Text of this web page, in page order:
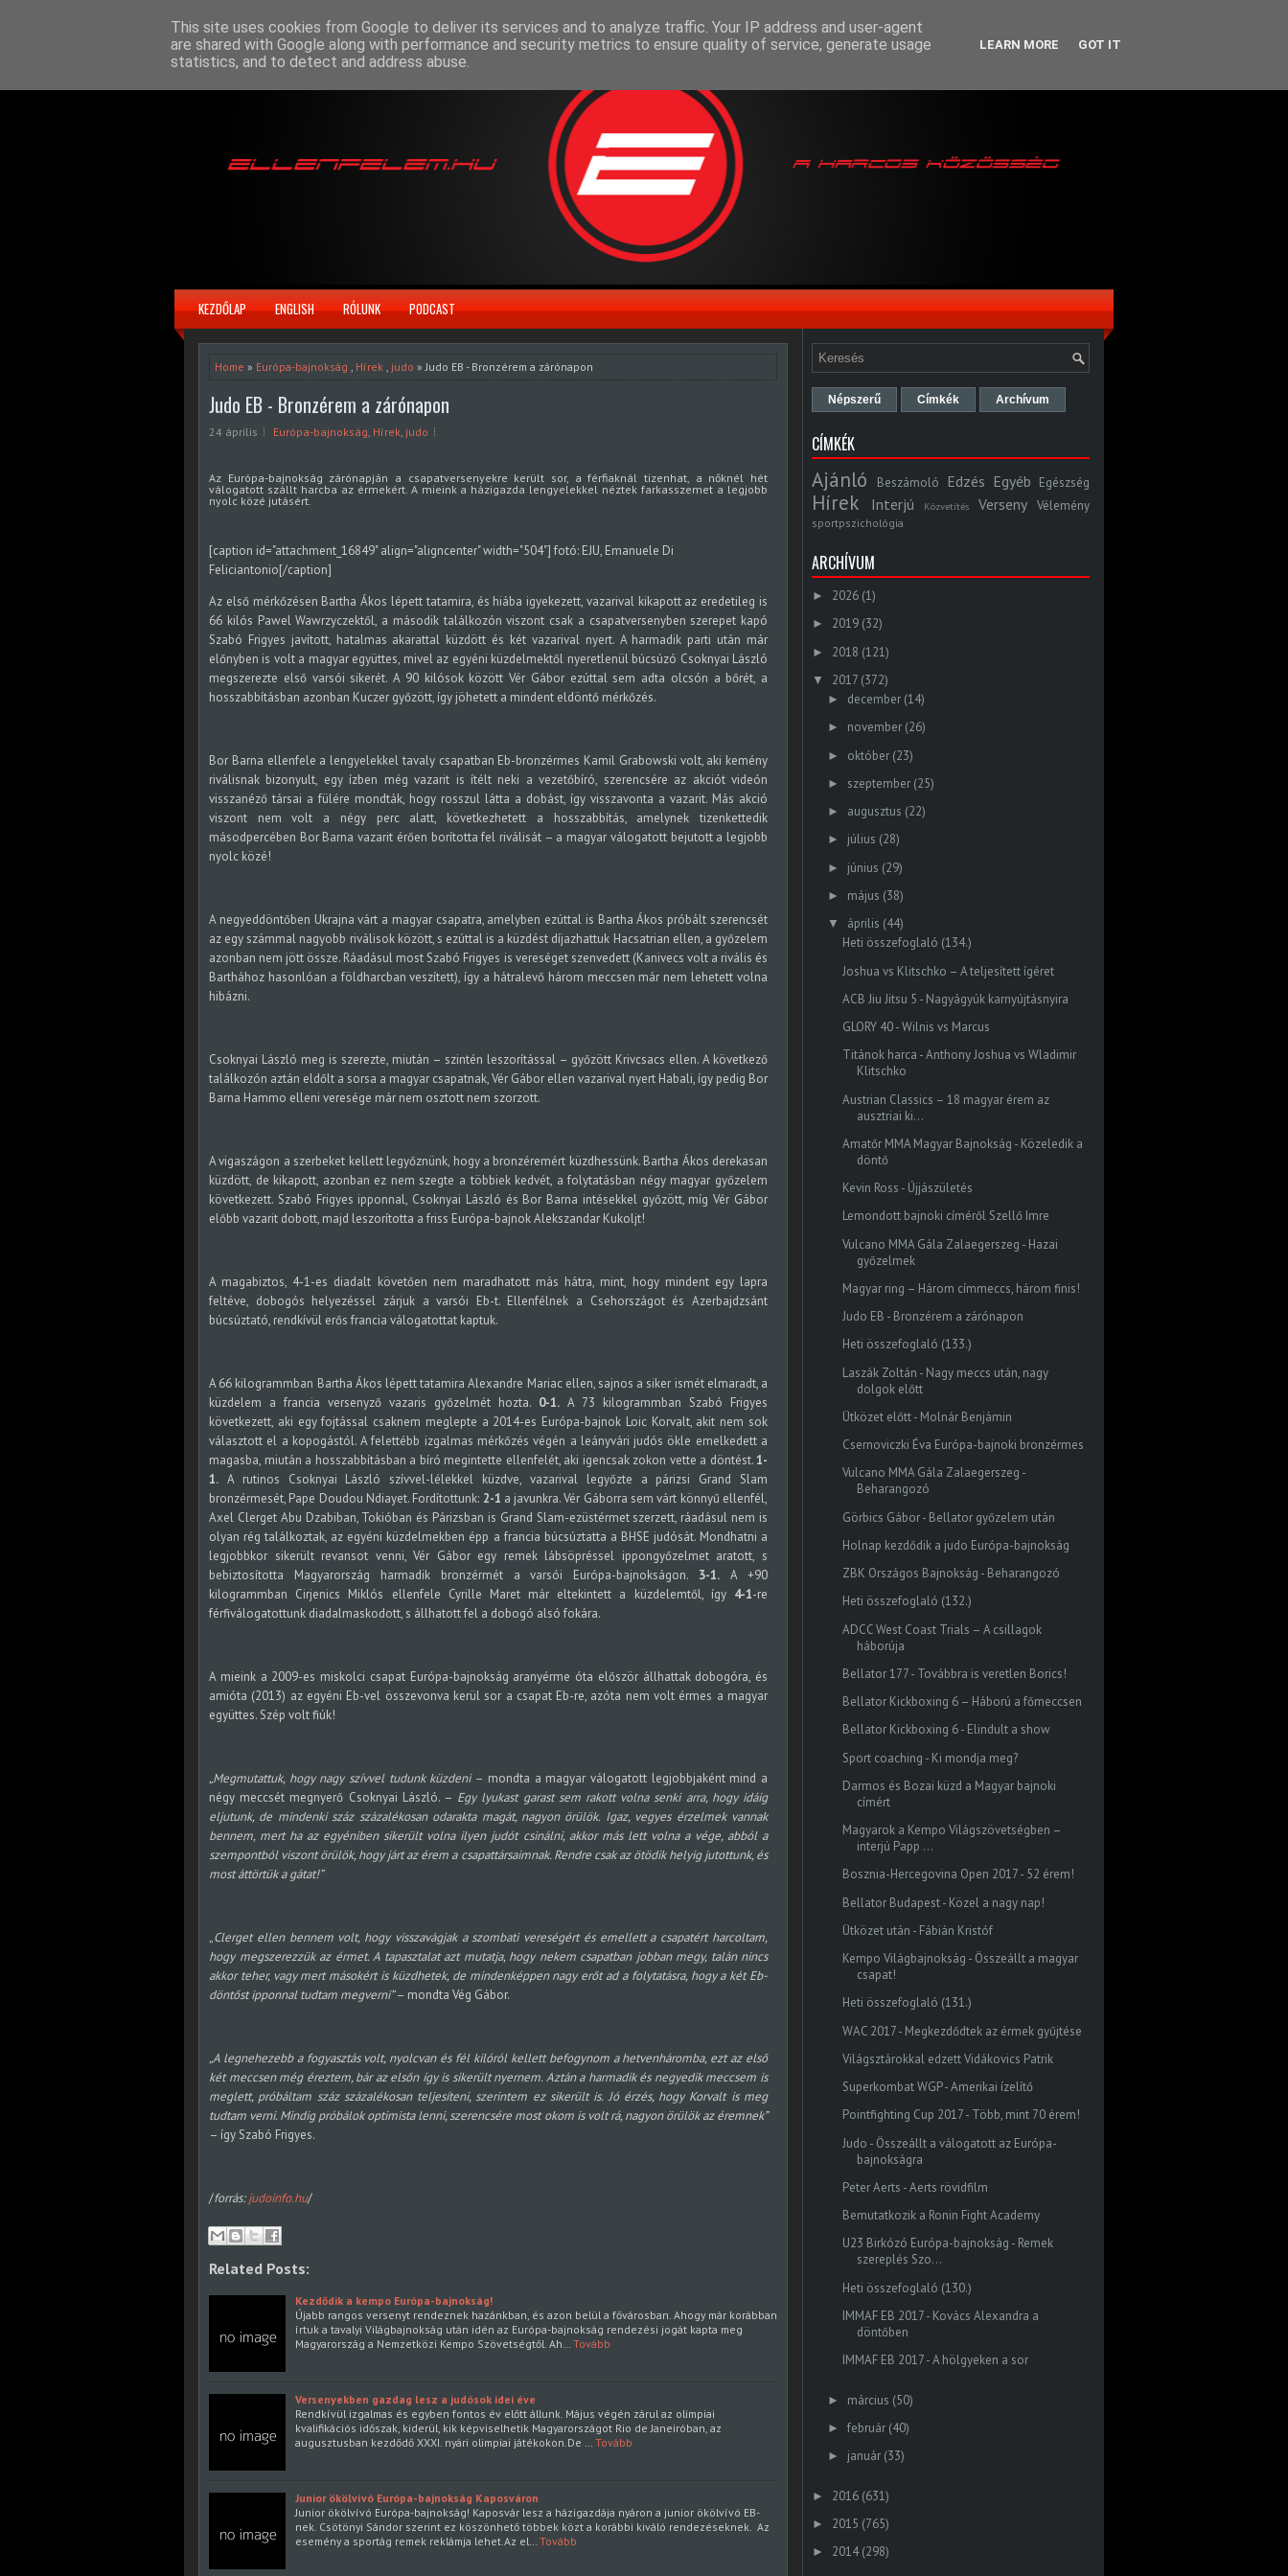
KEZDŐLAP ENGLISH RÓLUNK PODCAST
Home » Európa-bajnokság , Hírek , judo » Judo EB - Bronzérem a zárónapon
Judo EB - Bronzérem a zárónapon
24 április Európa-bajnokság, Hírek, judo
Az Európa-bajnokság zárónapján a csapatversenyekre került sor, a férfiaknál tizenhat, a nőknél hét
válogatott szállt harcba az érmekért. A mieink a házigazda lengyelekkel néztek farkasszemet a legjobb
nyolc közé jutásért.
[caption id="attachment_16849" align="aligncenter" width="504"] fotó: EJU, Emanuele Di
Feliciantonio[/caption]
Az első mérkőzésen Bartha Ákos lépett tatamira, és hiába igyekezett, vazarival kikapott az eredetileg is
66 kilós Pawel Wawrzyczektől, a második találkozón viszont csak a csapatversenyben szerepet kapó
Szabó Frigyes javított, hatalmas akarattal küzdött és két vazarival nyert. A harmadik parti után már
előnyben is volt a magyar együttes, mivel az egyéni küzdelmektől nyeretlenül búcsúzó Csoknyai László
megszerezte első varsói sikerét. A 90 kilósok között Vér Gábor ezúttal sem adta olcsón a bőrét, a
hosszabbításban azonban Kuczer győzött, így jöhetett a mindent eldöntő mérkőzés.
Bor Barna ellenfele a lengyelekkel tavaly csapatban Eb-bronzérmes Kamil Grabowski volt, aki kemény
riválisnak bizonyult, egy ízben még vazarit is ítélt neki a vezetőbíró, szerencsére az akciót videón
visszanéző társai a fülére mondták, hogy rosszul látta a dobást, így visszavonta a vazarit. Más akció
viszont nem volt a négy perc alatt, következhetett a hosszabbítás, amelynek tizenkettedik
másodpercében Bor Barna vazarit érően borította fel riválisát – a magyar válogatott bejutott a legjobb
nyolc közé!
A negyeddöntőben Ukrajna várt a magyar csapatra, amelyben ezúttal is Bartha Ákos próbált szerencsét
az egy számmal nagyobb riválisok között, s ezúttal is a küzdést díjazhattuk Hacsatrian ellen, a győzelem
azonban nem jött össze. Ráadásul most Szabó Frigyes is vereséget szenvedett (Kanivecs volt a rivális és
Barthához hasonlóan a földharcban veszített), így a hátralevő három meccsen már nem lehetett volna
hibázni.
Csoknyai László meg is szerezte, miután – szintén leszorítással – győzött Krivcsacs ellen. A következő
találkozón aztán eldőlt a sorsa a magyar csapatnak, Vér Gábor ellen vazarival nyert Habali, így pedig Bor
Barna Hammo elleni veresége már nem osztott nem szorzott.
A vigaszágon a szerbeket kellett legyőznünk, hogy a bronzéremért küzdhessünk. Bartha Ákos derekasan
küzdött, de kikapott, azonban ez nem szegte a többiek kedvét, a folytatásban négy magyar győzelem
következett. Szabó Frigyes ipponnal, Csoknyai László és Bor Barna intésekkel győzött, míg Vér Gábor
előbb vazarit dobott, majd leszorította a friss Európa-bajnok Alekszandar Kukoljt!
A magabiztos, 4-1-es diadalt követően nem maradhatott más hátra, mint, hogy mindent egy lapra
feltéve, dobogós helyezéssel zárjuk a varsói Eb-t. Ellenfélnek a Csehországot és Azerbajdzsánt
búcsúztató, rendkívül erős francia válogatottat kaptuk.
A 66 kilogrammban Bartha Ákos lépett tatamira Alexandre Mariac ellen, sajnos a siker ismét elmaradt, a
küzdelem a francia versenyző vazaris győzelmét hozta. 0-1. A 73 kilogrammban Szabó Frigyes
következett, aki egy fojtással csaknem meglepte a 2014-es Európa-bajnok Loic Korvalt, akit nem sok
választott el a kopogástól. A felettébb izgalmas mérkőzés végén a leányvári judós ökle emelkedett a
magasba, miután a hosszabbításban a bíró megintette ellenfelét, aki igencsak zokon vette a döntést.1-
1. A rutinos Csoknyai László szívvel-lélekkel küzdve, vazarival legyőzte a párizsi Grand Slam
bronzérmesét, Pape Doudou Ndiayet. Fordítottunk: 2-1 a javunkra. Vér Gáborra sem várt könnyű ellenfél,
Axel Clerget Abu Dzabiban, Tokióban és Párizsban is Grand Slam-ezüstérmet szerzett, ráadásul nem is
olyan rég találkoztak, az egyéni küzdelmekben épp a francia búcsúztatta a BHSE judósát. Mondhatni a
legjobbkor sikerült revansot venni, Vér Gábor egy remek lábsöpréssel ippongyőzelmet aratott, s
bebiztosította Magyarország harmadik bronzérmét a varsói Európa-bajnokságon. 3-1. A +90
kilogrammban Cirjenics Miklós ellenfele Cyrille Maret már eltekintett a küzdelemtől, így 4-1-re
férfiválogatottunk diadalmaskodott, s állhatott fel a dobogó alsó fokára.
A mieink a 2009-es miskolci csapat Európa-bajnokság aranyérme óta először állhattak dobogóra, és
amióta (2013) az egyéni Eb-vel összevonva kerül sor a csapat Eb-re, azóta nem volt érmes a magyar
együttes. Szép volt fiúk!
„Megmutattuk, hogy nagy szívvel tudunk küzdeni– mondta a magyar válogatott legjobbjaként mind a
négy meccsét megnyerő Csoknyai László. – Egy lyukast garast sem rakott volna senki arra, hogy idáig
eljutunk, de mindenki száz százalékosan odarakta magát, nagyon örülök. Igaz, vegyes érzelmek vannak
bennem, mert ha az egyéniben sikerült volna ilyen judót csinálni, akkor más lett volna a vége, abból a
szempontból viszont örülök, hogy járt az érem a csapattársaimnak. Rendre csak az ötödik helyig jutottunk, és
most áttörtük a gátat!”
„Clerget ellen bennem volt, hogy visszavágjak a szombati vereségért és emellett a csapatért harcoltam,
hogy megszerezzük az érmet. A tapasztalat azt mutatja, hogy nekem csapatban jobban megy, talán nincs
akkor teher, vagy mert másokért is küzdhetek, de mindenképpen nagy erőt ad a folytatásra, hogy a két Eb-
döntőst ipponnal tudtam megverni”– mondta Vég Gábor.
„A legnehezebb a fogyasztás volt, nyolcvan és fél kilóról kellett befogynom a hetvenháromba, ezt az első
két meccsen még éreztem, bár az elsőn így is sikerült nyernem. Aztán a harmadik és negyedik meccsem is
meglett, próbáltam száz százalékosan teljesíteni, szerintem ez sikerült is. Jó érzés, hogy Korvalt is meg
tudtam verni. Mindig próbálok optimista lenni, szerencsére most okom is volt rá, nagyon örülök az éremnek”
– így Szabó Frigyes.
/forrás:judoinfo.hu/
Related Posts:
Kezdődik a kempo Európa-bajnokság!
Újabb rangos versenyt rendeznek hazánkban, és azon belül a fővárosban. Ahogy már korábban
írtuk a tavalyi Világbajnokság után idén az Európa-bajnokság rendezési jogát kapta meg
Magyarország a Nemzetközi Kempo Szövetségtől. Ah… Tovább
Versenyekben gazdag lesz a judósok idei éve
Rendkívül izgalmas és egyben fontos év előtt állunk. Május végén zárul az olimpiai
kvalifikációs időszak, kiderül, kik képviselhetik Magyarországot Rio de Janeiróban, az
augusztusban kezdődő XXXI. nyári olimpiai játékokon.De … Tovább
Junior ökölvívó Európa-bajnokság Kaposváron
Junior ökölvívó Európa-bajnokság! Kaposvár lesz a házigazdája nyáron a junior ökölvívó EB-
nek. Csötönyi Sándor szerint ez köszönhető többek közt a korábbi kiváló rendezéseknek. Az
esemény a sportág remek reklámja lehet.Az el… Tovább
Népszerű Címkék Archívum
CÍMKÉK
Ajánló Beszámoló Edzés Egyéb Egészség
Hírek Interjú Közvetítés Verseny Vélemény
sportpszichológia
ARCHÍVUM
► 2026 (1)
► 2019 (32)
► 2018 (121)
▼ 2017 (372)
► december (14)
► november (26)
► október (23)
► szeptember (25)
► augusztus (22)
► július (28)
► június (29)
► május (38)
▼ április (44)
Heti összefoglaló (134.)
Joshua vs Klitschko – A teljesített ígéret
ACB Jiu Jitsu 5 - Nagyágyúk karnyújtásnyira
GLORY 40 - Wilnis vs Marcus
Titánok harca - Anthony Joshua vs Wladimir
Klitschko
Austrian Classics – 18 magyar érem az
ausztriai ki...
Amatőr MMA Magyar Bajnokság - Közeledik a
döntő
Kevin Ross - Újjászületés
Lemondott bajnoki címéről Szellő Imre
Vulcano MMA Gála Zalaegerszeg - Hazai
győzelmek
Magyar ring – Három címmeccs, három finis!
Judo EB - Bronzérem a zárónapon
Heti összefoglaló (133.)
Laszák Zoltán - Nagy meccs után, nagy
dolgok előtt
Ütközet előtt - Molnár Benjámin
Csernoviczki Éva Európa-bajnoki bronzérmes
Vulcano MMA Gála Zalaegerszeg -
Beharangozó
Görbics Gábor - Bellator győzelem után
Holnap kezdődik a judo Európa-bajnokság
ZBK Országos Bajnokság - Beharangozó
Heti összefoglaló (132.)
ADCC West Coast Trials – A csillagok
háborúja
Bellator 177 - Továbbra is veretlen Borics!
Bellator Kickboxing 6 – Háború a főmeccsen
Bellator Kickboxing 6 - Elindult a show
Sport coaching - Ki mondja meg?
Darmos és Bozai küzd a Magyar bajnoki
címért
Magyarok a Kempo Világszövetségben –
interjú Papp ...
Bosznia-Hercegovina Open 2017 - 52 érem!
Bellator Budapest - Közel a nagy nap!
Ütközet után - Fábián Kristóf
Kempo Világbajnokság - Összeállt a magyar
csapat!
Heti összefoglaló (131.)
WAC 2017 - Megkezdődtek az érmek gyűjtése
Világsztárokkal edzett Vidákovics Patrik
Superkombat WGP - Amerikai ízelítő
Pointfighting Cup 2017 - Több, mint 70 érem!
Judo - Összeállt a válogatott az Európa-
bajnokságra
Peter Aerts - Aerts rövidfilm
Bemutatkozik a Ronin Fight Academy
U23 Birkózó Európa-bajnokság - Remek
szereplés Szo...
Heti összefoglaló (130.)
IMMAF EB 2017 - Kovács Alexandra a
döntőben
IMMAF EB 2017 - A hölgyeken a sor
► március (50)
► február (40)
► január (33)
► 2016 (631)
► 2015 (765)
► 2014 (298)
This site uses cookies from Google to deliver its services and to analyze traffic. Your IP address and user-agent
are shared with Google along with performance and security metrics to ensure quality of service, generate usage
statistics, and to detect and address abuse.
LEARN MORE GOT IT